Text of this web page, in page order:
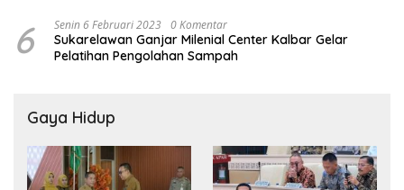
6 Senin 6 Februari 2023 0 Komentar
Sukarelawan Ganjar Milenial Center Kalbar Gelar
Pelatihan Pengolahan Sampah
Gaya Hidup